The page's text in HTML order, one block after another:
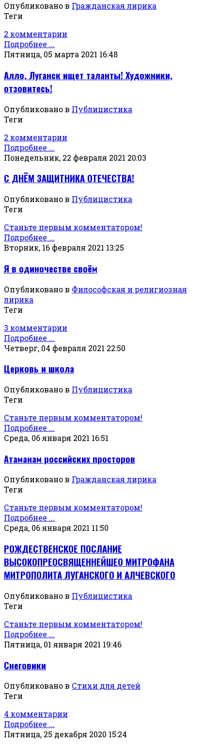
Опубликовано в Гражданская лирика
Теги
2 комментарии
Подробнее ...
Пятница, 05 марта 2021 16:48
Алло, Луганск ищет таланты! Художники,
отзовитесь!
Опубликовано в Публицистика
Теги
2 комментарии
Подробнее ...
Понедельник, 22 февраля 2021 20:03
С ДНЁМ ЗАЩИТНИКА ОТЕЧЕСТВА!
Опубликовано в Публицистика
Теги
Станьте первым комментатором!
Подробнее ...
Вторник, 16 февраля 2021 13:25
Я в одиночестве своём
Опубликовано в Философская и религиозная
лирика
Теги
3 комментарии
Подробнее ...
Четверг, 04 февраля 2021 22:50
Церковь и школа
Опубликовано в Публицистика
Теги
Станьте первым комментатором!
Подробнее ...
Среда, 06 января 2021 16:51
Атаманам российских просторов
Опубликовано в Гражданская лирика
Теги
Станьте первым комментатором!
Подробнее ...
Среда, 06 января 2021 11:50
РОЖДЕСТВЕНСКОЕ ПОСЛАНИЕ
ВЫСОКОПРЕОСВЯЩЕННЕЙШЕО МИТРОФАНА
МИТРОПОЛИТА ЛУГАНСКОГО И АЛЧЕВСКОГО
Опубликовано в Публицистика
Теги
Станьте первым комментатором!
Подробнее ...
Пятница, 01 января 2021 19:46
Снеговики
Опубликовано в Стихи для детей
Теги
4 комментарии
Подробнее ...
Пятница, 25 декабря 2020 15:24